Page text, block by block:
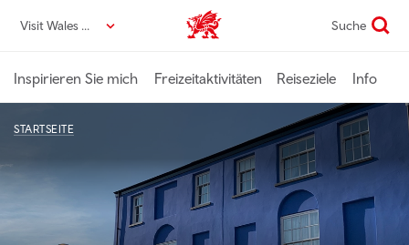
zumVisit Wales DE VisitWales home Suche
Inspirieren Sie mich Freizeitaktivitäten Reiseziele Info
STARTSEITE